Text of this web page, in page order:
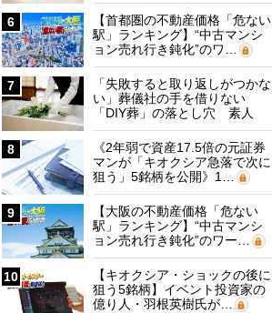
6
【首都圏の不動産価格「危ない
駅」ランキング】“中古マンシ
ョン売れ行き鈍化”のワ…
7
「失敗すると取り返しがつかな
い」葬儀社の手を借りない
「DIY葬」の落とし穴 素人
に…
8
《2年弱で資産17.5倍の元証券
マンが「キオクシア急落で次に
狙う」5銘柄を公開》1…
9
【大阪の不動産価格「危ない
駅」ランキング】“中古マンシ
ョン売れ行き鈍化”のワー…
10
【キオクシア・ショックの後に
狙う5銘柄】イベント投資家の
億り人・羽根英樹氏が…